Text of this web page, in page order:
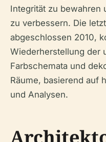
Integrität zu bewahren
zu verbessern. Die
abgeschlossen 2010,
Wiederherstellung der
Farbschemata und
Räume, basierend auf
und Analysen.